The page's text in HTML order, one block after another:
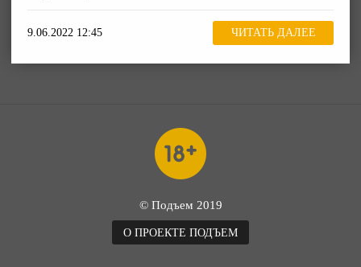
9.06.2022 12:45 ЧИТАТЬ ДАЛЕЕ
© Подъем 2019
О ПРОЕКТЕ ПОДЪЕМ